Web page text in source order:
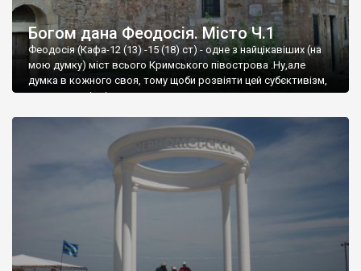
Богом дана Феодосія. Місто Ч.1
Феодосія (Кафа-12 (13) -15 (18) ст) - одне з найцікавіших (на
мою думку) міст всього Кримського півострова .Ну,але
думка в кожного своя, тому щоби розвіяти цей субєктивізм,
запрошую відвідати це